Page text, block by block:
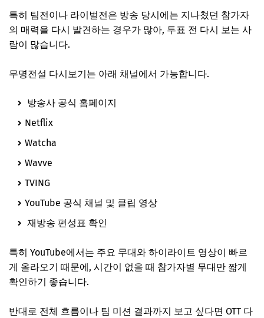
특히 팀전이나 라이벌전은 방송 당시에는 지나쳤던 참가자
의 매력을 다시 발견하는 경우가 많아, 투표 전 다시 보는 사
람이 많습니다.
무명전설 다시보기는 아래 채널에서 가능합니다.
방송사 공식 홈페이지
Netflix
Watcha
Wavve
TVING
YouTube 공식 채널 및 클립 영상
재방송 편성표 확인
특히 YouTube에서는 주요 무대와 하이라이트 영상이 빠르
게 올라오기 때문에, 시간이 없을 때 참가자별 무대만 짧게
확인하기 좋습니다.
반대로 전체 흐름이나 팀 미션 결과까지 보고 싶다면 OTT 다